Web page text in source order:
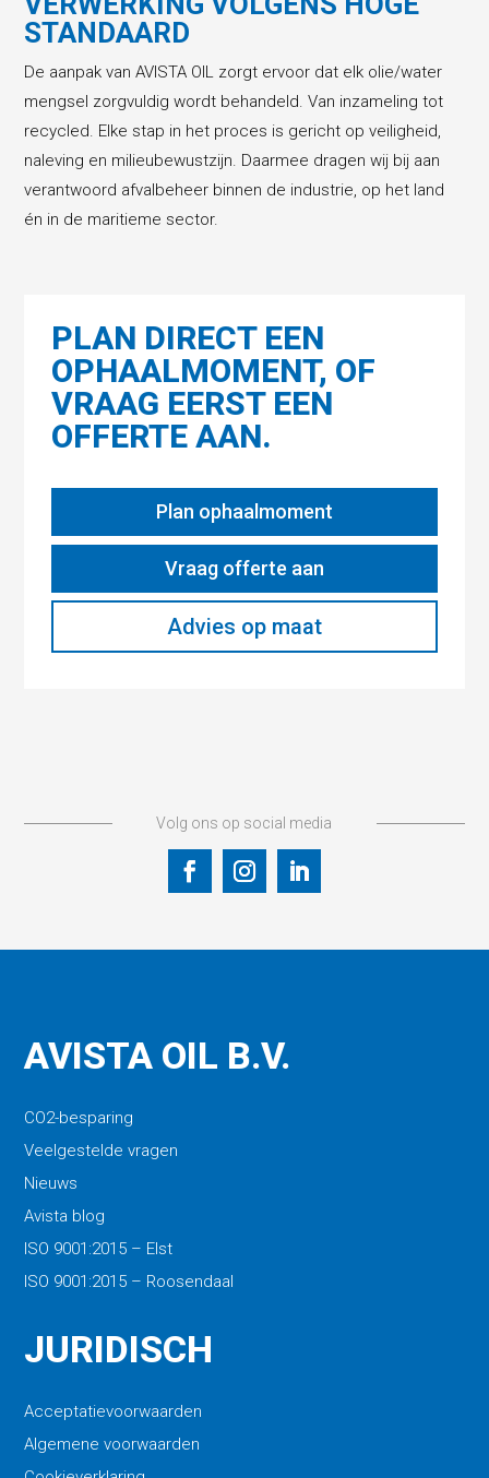
STANDAARD
De aanpak van AVISTA OIL zorgt ervoor dat elk olie/water
mengsel zorgvuldig wordt behandeld. Van inzameling tot
recycled. Elke stap in het proces is gericht op veiligheid,
naleving en milieubewustzijn. Daarmee dragen wij bij aan
verantwoord afvalbeheer binnen de industrie, op het land
én in de maritieme sector.
PLAN DIRECT EEN
OPHAALMOMENT, OF
VRAAG EERST EEN
OFFERTE AAN.
Plan ophaalmoment
Vraag offerte aan
Advies op maat
Volg ons op social media
AVISTA OIL B.V.
CO2-besparing
Veelgestelde vragen
Nieuws
Avista blog
ISO 9001:2015 – Elst
ISO 9001:2015 – Roosendaal
JURIDISCH
Acceptatievoorwaarden
Algemene voorwaarden